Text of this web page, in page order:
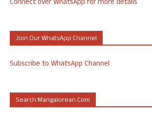
Connect over WhatsApp for more details
Join Our WhatsApp Channel
Subscribe to WhatsApp Channel
Search Mangalorean.com